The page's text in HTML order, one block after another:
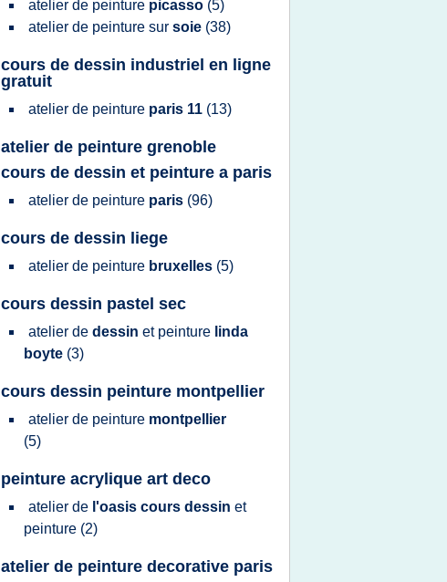
atelier de peinture picasso (5)
atelier de peinture sur soie (38)
cours de dessin industriel en ligne
gratuit
atelier de peinture paris 11 (13)
atelier de peinture grenoble
cours de dessin et peinture a paris
atelier de peinture paris (96)
cours de dessin liege
atelier de peinture bruxelles (5)
cours dessin pastel sec
atelier de dessin et peinture linda
boyte (3)
cours dessin peinture montpellier
atelier de peinture montpellier
(5)
peinture acrylique art deco
atelier de l'oasis cours dessin et
peinture (2)
atelier de peinture decorative paris